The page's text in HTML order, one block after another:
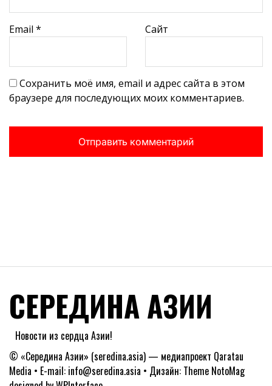
Email * Сайт
Сохранить моё имя, email и адрес сайта в этом
браузере для последующих моих комментариев.
СЕРЕДИНА АЗИИ
Новости из сердца Азии!
© «Середина Азии» (seredina.asia) — медиапроект Qaratau
Media • E-mail: info@seredina.asia • Дизайн: Theme NotoMag